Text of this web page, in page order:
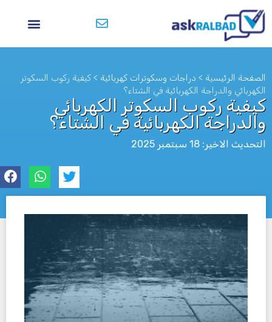
الصفحة الرئيسية > دراجات وسكوترات كهربائية > كيفية ركوب السكوتر
الكهربائي والدراجة الكهربائية في الشتاء؟
كيفية ركوب السكوتر الكهربائي
والدراجة الكهربائية في الشتاء؟
التحديث الاخير: 18 سبتمبر 2025